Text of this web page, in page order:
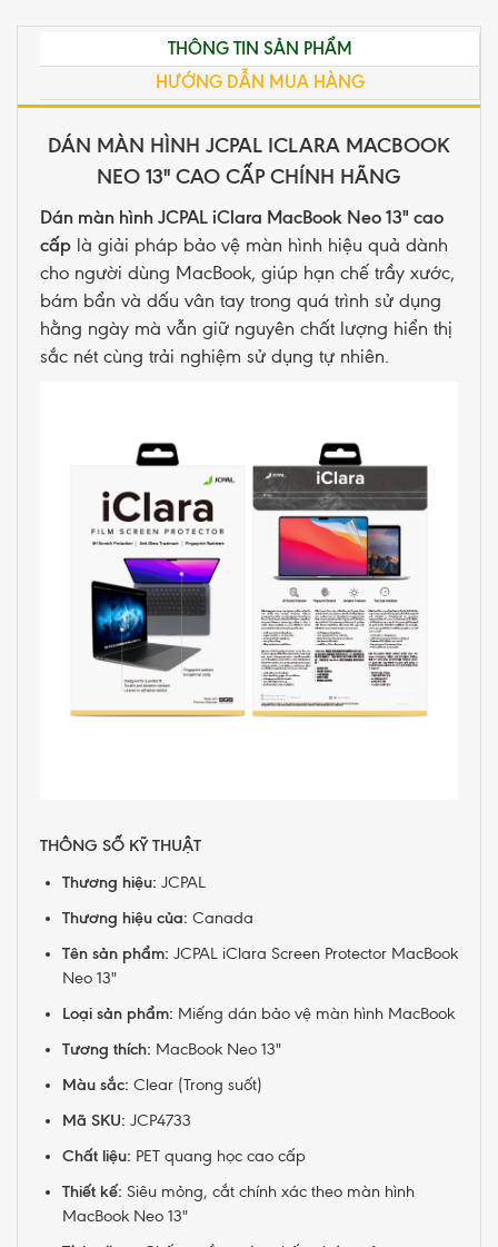
THÔNG TIN SẢN PHẨM
HƯỚNG DẪN MUA HÀNG
DÁN MÀN HÌNH JCPAL ICLARA MACBOOK
NEO 13" CAO CẤP CHÍNH HÃNG
Dán màn hình JCPAL iClara MacBook Neo 13" cao
cấp là giải pháp bảo vệ màn hình hiệu quả dành
cho người dùng MacBook, giúp hạn chế trầy xước,
bám bẩn và dấu vân tay trong quá trình sử dụng
hằng ngày mà vẫn giữ nguyên chất lượng hiển thị
sắc nét cùng trải nghiệm sử dụng tự nhiên.
THÔNG SỐ KỸ THUẬT
Thương hiệu: JCPAL
Thương hiệu của: Canada
Tên sản phẩm: JCPAL iClara Screen Protector MacBook
Neo 13"
Loại sản phẩm: Miếng dán bảo vệ màn hình MacBook
Tương thích: MacBook Neo 13"
Màu sắc: Clear (Trong suốt)
Mã SKU: JCP4733
Chất liệu: PET quang học cao cấp
Thiết kế: Siêu mỏng, cắt chính xác theo màn hình
MacBook Neo 13"